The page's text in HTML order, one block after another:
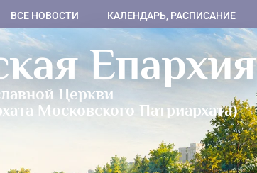
ВСЕ НОВОСТИ КАЛЕНДАРЬ, РАСПИСАНИЕ
Епархия
Церкви
Московского Патриархата)